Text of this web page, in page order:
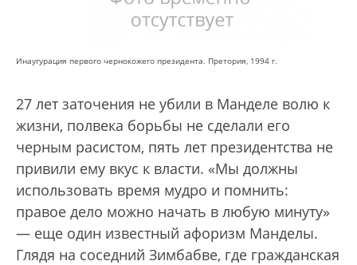
Инаугурация первого чернокожего президента. Претория, 1994 г.
27 лет заточения не убили в Манделе волю к
жизни, полвека борьбы не сделали его
черным расистом, пять лет президентства не
привили ему вкус к власти. «Мы должны
использовать время мудро и помнить:
правое дело можно начать в любую минуту»
— еще один известный афоризм Манделы.
Глядя на соседний Зимбабве, где гражданская